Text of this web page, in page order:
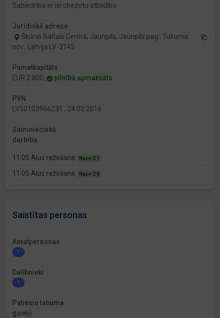
Sabiedrība ar ierobežotu atbildību
Juridiskā adrese
Šķūnis Baltais Centrā, Jaunpils, Jaunpils pag., Tukuma
nov., Latvija LV-3145
Pamatkapitāls
EUR 2 800,
pilnībā apmaksāts
PVN
LV50103966231 , 24.02.2016
Saimnieciskā
darbība
11.05 Alus ražošana Nace 2.1
11.05 Alus ražošana Nace 2.0
Saistītas personas
Amatpersonas
1
Dalībnieki
1
Patiesie labuma
guvēji